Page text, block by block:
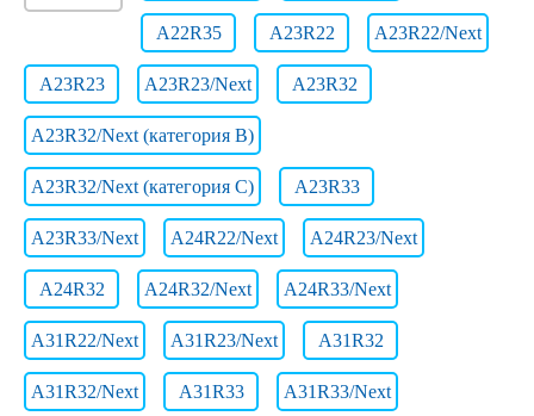
A22R35 A23R22 A23R22/Next
A23R23 A23R23/Next A23R32
A23R32/Next (категория B)
A23R32/Next (категория C) A23R33
A23R33/Next A24R22/Next A24R23/Next
A24R32 A24R32/Next A24R33/Next
A31R22/Next A31R23/Next A31R32
A31R32/Next A31R33 A31R33/Next